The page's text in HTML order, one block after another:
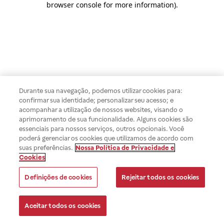
browser console for more information).
Durante sua navegação, podemos utilizar cookies para:
confirmar sua identidade; personalizar seu acesso; e
acompanhar a utilização de nossos websites, visando o
aprimoramento de sua funcionalidade. Alguns cookies são
essenciais para nossos serviços, outros opcionais. Você
poderá gerenciar os cookies que utilizamos de acordo com
suas preferências. Nossa Política de Privacidade e
Cookies
Definições de cookies Rejeitar todos os cookies
Aceitar todos os cookies